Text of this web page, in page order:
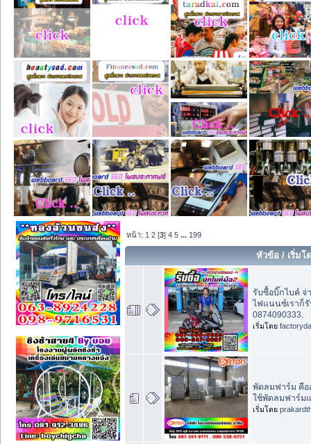
หน้า: 1 2 [3]4 5 ... 199
หัวข้อ / เริ่มโ
รับซื้อบิ๊กไบค์ จ่
ไฟแนนซ์เราก็
0874090333.
เริ่มโดย
พัดลมฟาร์ม คือ
ใช้พัดลมฟาร์ม
เริ่มโดย